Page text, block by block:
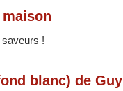
saveurs !
blanc) de